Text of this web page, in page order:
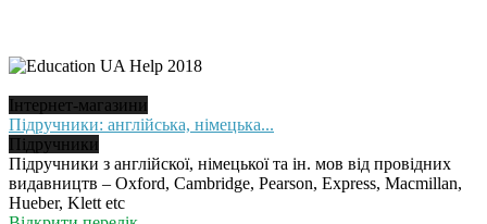
Інтернет-магазини
Підручники: англійська, німецька...
Підручники
Підручники з англійскої, німецької та ін. мов від провідних
видавництв – Oxford, Cambridge, Pearson, Express, Macmillan,
Hueber, Klett etc